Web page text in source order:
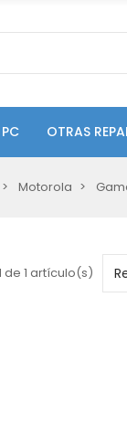
OTRAS
Motorola
de 1 artículo(s)